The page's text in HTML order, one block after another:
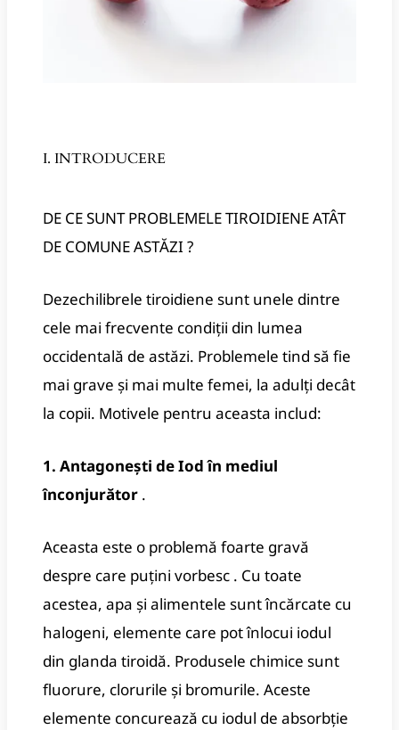
I. INTRODUCERE
DE CE SUNT PROBLEMELE TIROIDIENE ATÂT
DE COMUNE ASTĂZI ?
Dezechilibrele tiroidiene sunt unele dintre
cele mai frecvente condiții din lumea
occidentală de astăzi. Problemele tind să fie
mai grave și mai multe femei, la adulți decât
la copii. Motivele pentru aceasta includ:
1. Antagonești de Iod în mediul
înconjurător .
Aceasta este o problemă foarte gravă
despre care puțini vorbesc . Cu toate
acestea, apa și alimentele sunt încărcate cu
halogeni, elemente care pot înlocui iodul
din glanda tiroidă. Produsele chimice sunt
fluorure, clorurile și bromurile. Aceste
elemente concurează cu iodul de absorbție